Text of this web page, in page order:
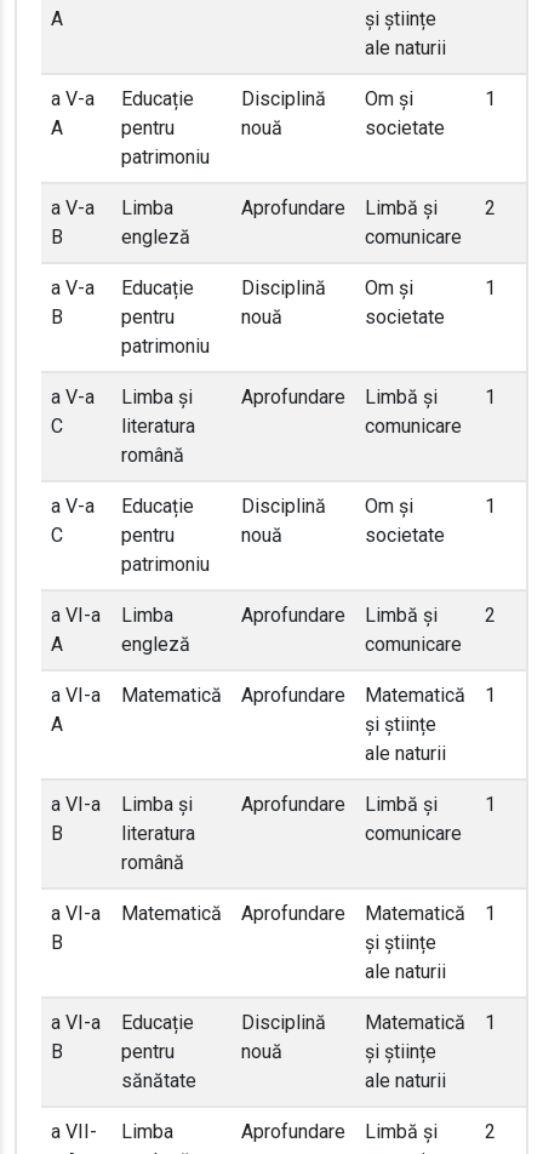
A
și științe
ale naturii
a V-a
A
Educație
pentru
patrimoniu
Disciplină
nouă
Om și
societate
1
a V-a
B
Limba
engleză
Aprofundare
Limbă și
comunicare
2
a V-a
B
Educație
pentru
patrimoniu
Disciplină
nouă
Om și
societate
1
a V-a
C
Limba și
literatura
română
Aprofundare
Limbă și
comunicare
1
a V-a
C
Educație
pentru
patrimoniu
Disciplină
nouă
Om și
societate
1
a VI-a
A
Limba
engleză
Aprofundare
Limbă și
comunicare
2
a VI-a
A
Matematică Aprofundare
Matematică
și științe
ale naturii
1
a VI-a
B
Limba și
literatura
română
Aprofundare
Limbă și
comunicare
1
a VI-a
B
Matematică Aprofundare
Matematică
și științe
ale naturii
1
a VI-a
B
Educație
pentru
sănătate
Disciplină
nouă
Matematică
și științe
ale naturii
1
a VII-
Limba
Aprofundare
Limbă și
2